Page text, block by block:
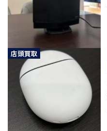
店頭買取